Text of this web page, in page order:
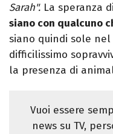
Sarah". La speranza
siano con qualcuno
siano quindi sole nel
difficilissimo
la presenza di
Vuoi essere
news su TV,